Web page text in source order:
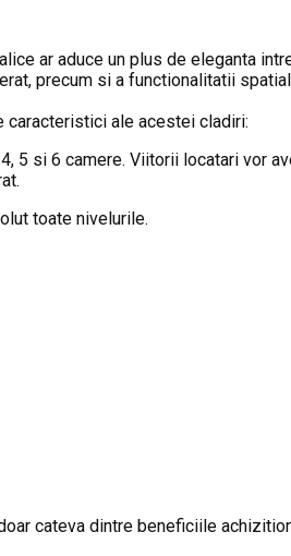
ar aduce un plus de eleganta
precum si a functionalitatii
caracteristici ale acestei cladiri:
5 si 6 camere. Viitorii locatari vor
toate nivelurile.
cateva dintre beneficiile